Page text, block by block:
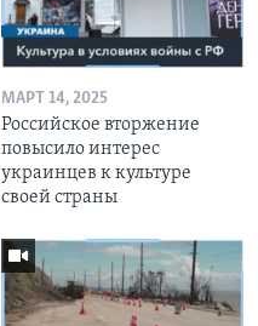
МАРТ 14, 2025
Российское вторжение
повысило интерес
украинцев к культуре
своей страны